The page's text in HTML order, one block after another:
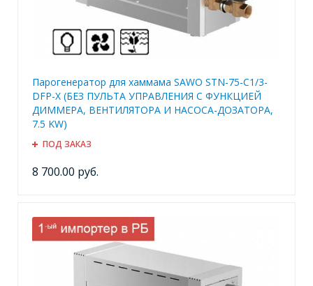
Парогенератор для хаммама SAWO STN-75-C1/3-
DFP-X (БЕЗ ПУЛЬТА УПРАВЛЕНИЯ С ФУНКЦИЕЙ
ДИММЕРА, ВЕНТИЛЯТОРА И НАСОСА-ДОЗАТОРА,
7.5 KW)
ПОД ЗАКАЗ
8 700.00 руб.